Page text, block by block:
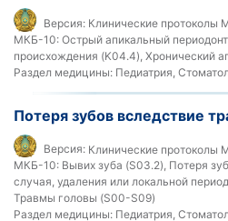
Версия: Клинические протоколы
МКБ-10: Острый апикальный
происхождения (K04.4), Хронический
Раздел медицины: Педиатрия,
Потеря зубов вследствие
Версия: Клинические протоколы
МКБ-10: Вывих зуба (S03.2), Потеря
случая, удаления или локальной
Травмы головы (S00-S09)
Раздел медицины: Педиатрия,